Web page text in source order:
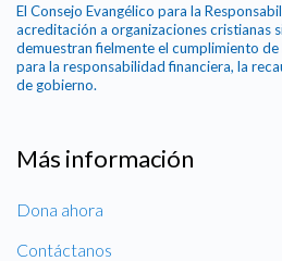
El Consejo Evangélico para la
acreditación a organizaciones cristianas
demuestran fielmente el cumplimiento
para la responsabilidad financiera, la
de gobierno.
Más información
Dona ahora
Contáctanos